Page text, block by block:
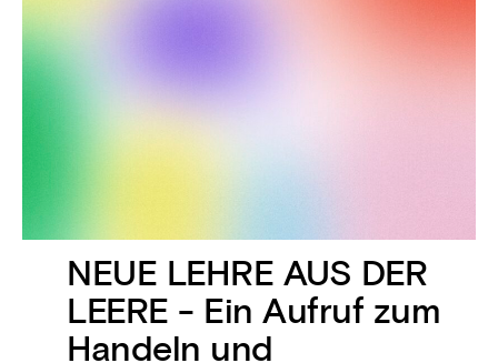
NEUE LEHRE AUS DER
LEERE - Ein Aufruf zum
Handeln und